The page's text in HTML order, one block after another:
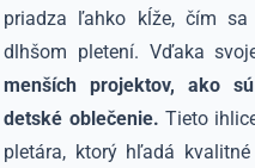
priadza ľahko kĺže, čím
dlhšom pletení. Vďaka
menších projektov, ako
detské oblečenie. Tieto
pletára, ktorý hľadá